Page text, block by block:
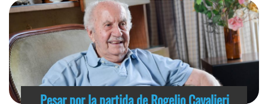
Pesar por la partida de Rogelio Cavalieri